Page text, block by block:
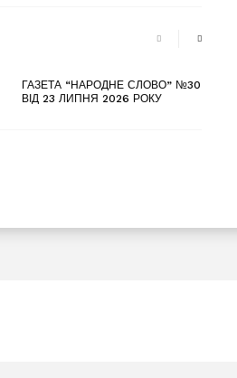
ГАЗЕТА “НАРОДНЕ СЛОВО” №30
ВІД 23 ЛИПНЯ 2026 РОКУ